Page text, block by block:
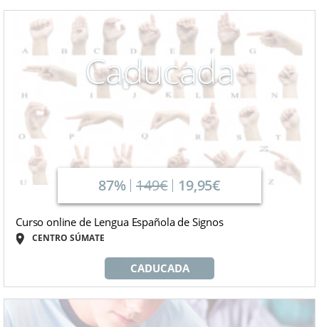
Caducada
87% 149€ 19,95€
Curso online de Lengua Española de Signos
CENTRO SÚMATE
CADUCADA